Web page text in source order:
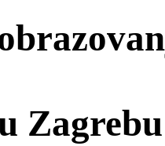
Zagrebu